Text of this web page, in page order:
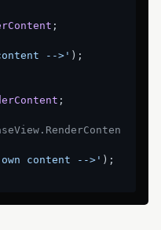
;
-->'
;
content -->'